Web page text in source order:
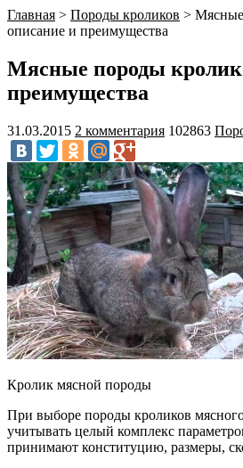
Главная > Породы кроликов >
описание и преимущества
Мясные породы
преимущества
31.03.2015 2 комментария 102863
Кролик мясной породы
При выборе породы кроликов
учитывать целый комплекс
принимают конституцию, размеры,